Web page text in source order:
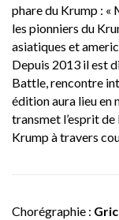
phare du Krump : «
les pionniers du
asiatiques et
Depuis 2013 il est
Battle, rencontre
édition aura lieu en
transmet l’esprit
Krump à travers
Chorégraphie :